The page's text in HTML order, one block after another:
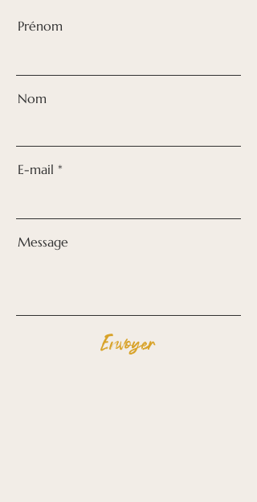
Prénom
Nom
E-mail
Message
Envoyer